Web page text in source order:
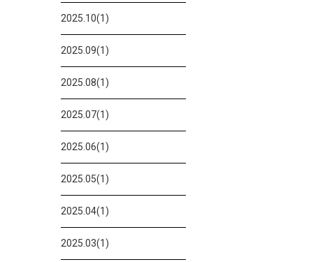
2025.10(1)
2025.09(1)
2025.08(1)
2025.07(1)
2025.06(1)
2025.05(1)
2025.04(1)
2025.03(1)